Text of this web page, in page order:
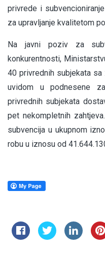
privrede i
za upravljanje kvalitetom
Na javni poziv za
konkurentnosti,
40 privrednih subjekata
uvidom u podnesene
privrednih subjekata
pet nekompletnih
subvencija u ukupnom
robu u iznosu od